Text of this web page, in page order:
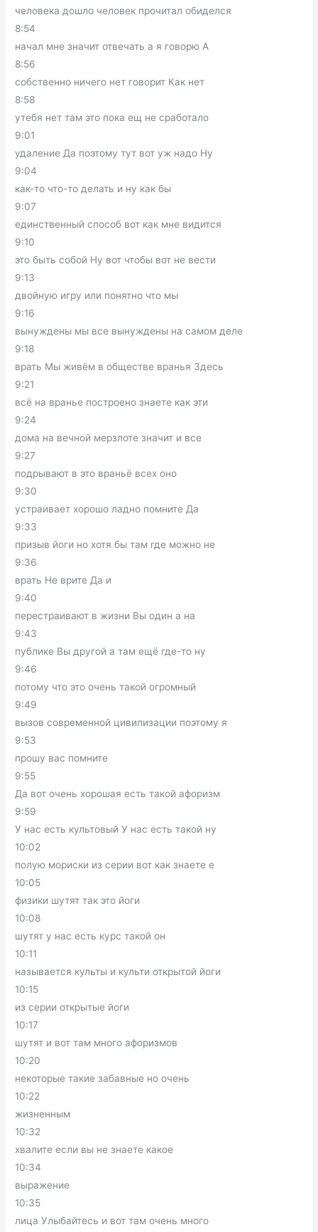
человека дошло человек прочитал обиделся
8:54
начал мне значит отвечать а я говорю А
8:56
собственно ничего нет говорит Как нет
8:58
утебя нет там это пока ещ не сработало
9:01
удаление Да поэтому тут вот уж надо Ну
9:04
как-то что-то делать и ну как бы
9:07
единственный способ вот как мне видится
9:10
это быть собой Ну вот чтобы вот не вести
9:13
двойную игру или понятно что мы
9:16
вынуждены мы все вынуждены на самом деле
9:18
врать Мы живём в обществе вранья Здесь
9:21
всё на вранье построено знаете как эти
9:24
дома на вечной мерзлоте значит и все
9:27
подрывают в это враньё всех оно
9:30
устраивает хорошо ладно помните Да
9:33
призыв йоги но хотя бы там где можно не
9:36
врать Не врите Да и
9:40
перестраивают в жизни Вы один а на
9:43
публике Вы другой а там ещё где-то ну
9:46
потому что это очень такой огромный
9:49
вызов современной цивилизации поэтому я
9:53
прошу вас помните
9:55
Да вот очень хорошая есть такой афоризм
9:59
У нас есть культовый У нас есть такой ну
10:02
полую мориски из серии вот как знаете е
10:05
физики шутят так это йоги
10:08
шутят у нас есть курс такой он
10:11
называется культы и культи открытой йоги
10:15
из серии открытые йоги
10:17
шутят и вот там много афоризмов
10:20
некоторые такие забавные но очень
10:22
жизненным
10:32
хвалите если вы не знаете какое
10:34
выражение
10:35
лица Улыбайтесь и вот там очень много